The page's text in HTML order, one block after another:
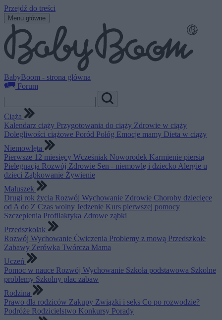
Przejdź do treści
Menu główne
BabyBoom - strona główna
Forum
Ciąża
Kalendarz ciąży Przygotowania do ciąży Zdrowie w ciąży
Dolegliwości ciążowe Poród Połóg Emocje mamy Dieta w ciąży
Niemowlęta
Pierwsze 12 miesięcy Wcześniak Noworodek Karmienie piersią
Pielęgnacja Rozwój Zdrowie Sen - niemowlę i dziecko Alergie u
dzieci Ząbkowanie Żywienie
Maluszek
Drugi rok życia Rozwój Wychowanie Zdrowie Choroby dziecięce
od A do Z Czas wolny Jedzenie Kurs pierwszej pomocy
Szczepienia Profilaktyka Zdrowe ząbki
Przedszkolak
Rozwój Wychowanie Ćwiczenia Problemy z mową Przedszkole
Zabawy Zerówka Twórcza Mama
Uczeń
Pomoc w nauce Rozwój Wychowanie Szkoła podstawowa Szkolne
problemy Szkolny plac zabaw
Rodzina
Prawo dla rodziców Zakupy Związki i seks Co po rozwodzie?
Podróże Rodzicielstwo Konkursy Porady